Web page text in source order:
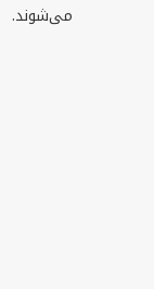
می‌شوند.